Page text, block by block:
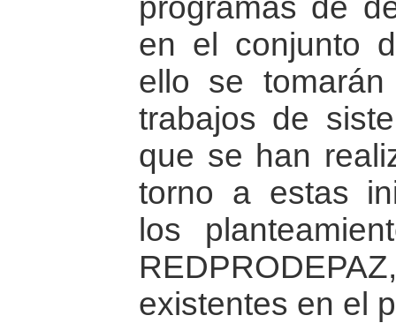
programas de
en el conjunto
ello se
trabajos de
que se han
torno a estas
los
existentes en el